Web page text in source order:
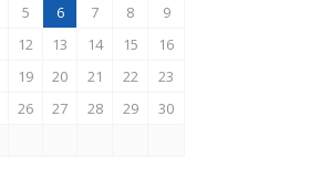
5 6 7 8
9
12 13 14 15
16
19 20 21 22
23
26 27 28 29
30